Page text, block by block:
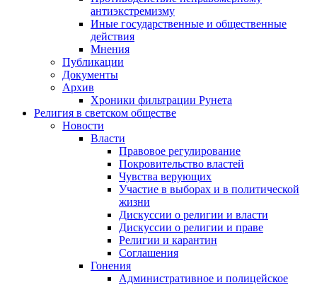
антиэкстремизму
Иные государственные и общественные
действия
Мнения
Публикации
Документы
Архив
Хроники фильтрации Рунета
Религия в светском обществе
Новости
Власти
Правовое регулирование
Покровительство властей
Чувства верующих
Участие в выборах и в политической
жизни
Дискуссии о религии и власти
Дискуссии о религии и праве
Религии и карантин
Соглашения
Гонения
Административное и полицейское